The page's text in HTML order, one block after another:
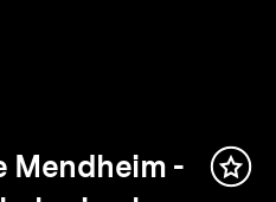
Mendheim -